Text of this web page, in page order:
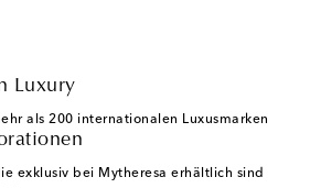
Luxury
als 200 internationalen Luxusmarken
exklusiv bei Mytheresa erhältlich sind